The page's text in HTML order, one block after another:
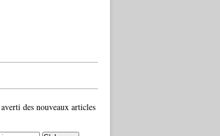
des nouveaux articles